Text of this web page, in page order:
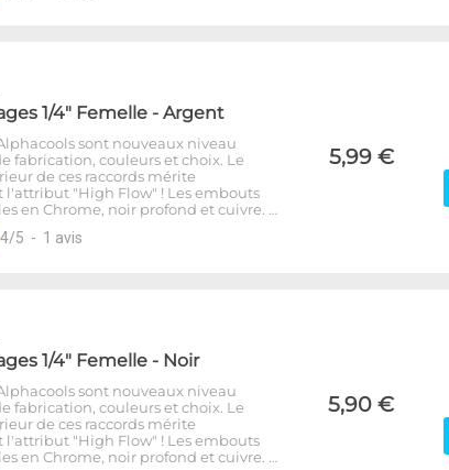
1/4" Femelle - Argent
sont nouveaux niveau
fabrication, couleurs et choix. Le
de ces raccords mérite
"High Flow" ! Les embouts
en Chrome, noir profond et cuivre. …
4/5 - 1 avis
5,99 €
1/4" Femelle - Noir
sont nouveaux niveau
fabrication, couleurs et choix. Le
de ces raccords mérite
"High Flow" ! Les embouts
en Chrome, noir profond et cuivre. …
5,90 €